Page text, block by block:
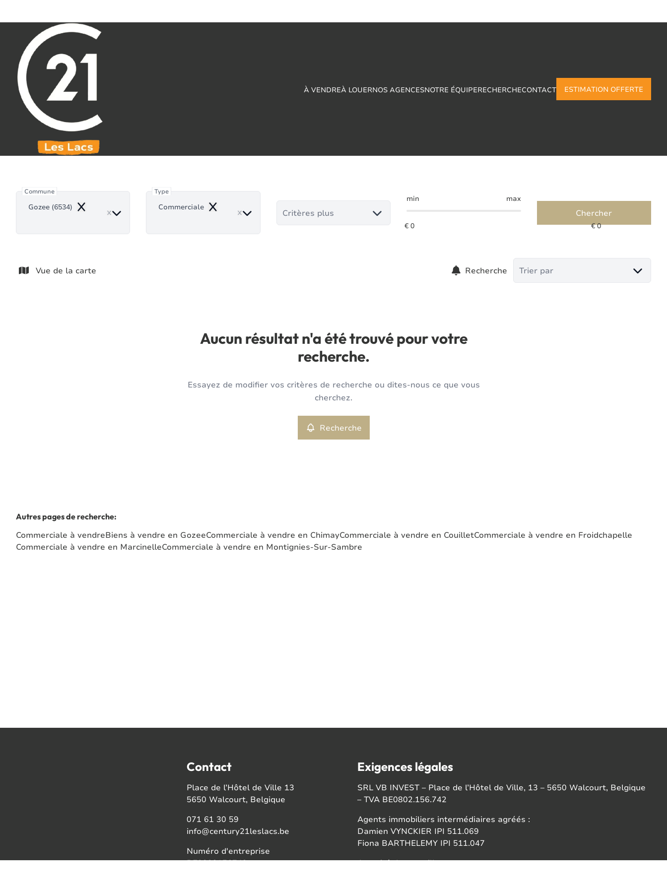
À VENDREÀ LOUERNOS AGENCESNOTRE ÉQUIPERECHERCHECONTACT ESTIMATION OFFERTE
Commune
Gozee (6534) Remove
Type
Commerciale Remove Critères plus
min max
Chercher
Vue de la carte Recherche Trier par
Aucun résultat n'a été trouvé pour votre
recherche.
Essayez de modifier vos critères de recherche ou dites-nous ce que vous
cherchez.
Recherche
Autres pages de recherche:
Commerciale à vendreBiens à vendre en GozeeCommerciale à vendre en ChimayCommerciale à vendre en CouilletCommerciale à vendre en Froidchapelle
Commerciale à vendre en MarcinelleCommerciale à vendre en Montignies-Sur-Sambre
Contact
Place de l’Hôtel de Ville 13
5650 Walcourt, Belgique
071 61 30 59
info@century21leslacs.be
Numéro d'entreprise
BE0802156742
Exigences légales
SRL VB INVEST – Place de l’Hôtel de Ville, 13 – 5650 Walcourt, Belgique
– TVA BE0802.156.742
Agents immobiliers intermédiaires agréés :
Damien VYNCKIER IPI 511.069
Fiona BARTHELEMY IPI 511.047
Autorité de surveillance: